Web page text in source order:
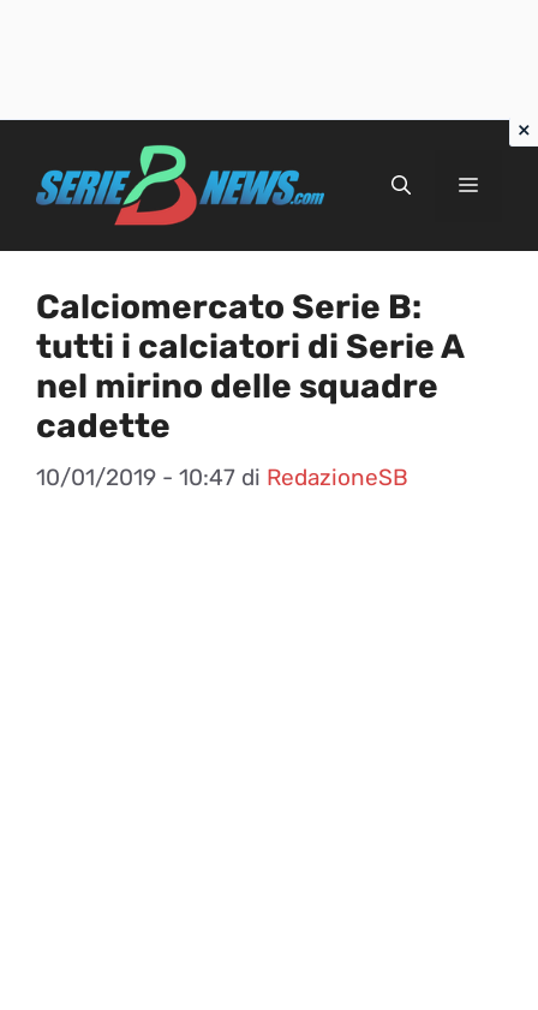
Menu
Calciomercato Serie B:
tutti i calciatori di Serie A
nel mirino delle squadre
cadette
10/01/2019 - 10:47 di RedazioneSB